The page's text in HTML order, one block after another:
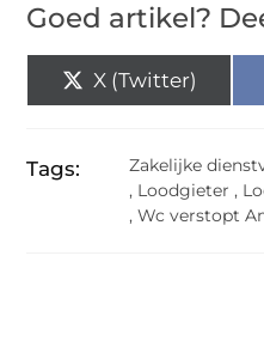
Goed artikel?
X (Twitter)
Tags:
Zakelijke
, Loodgieter ,
, Wc verstopt